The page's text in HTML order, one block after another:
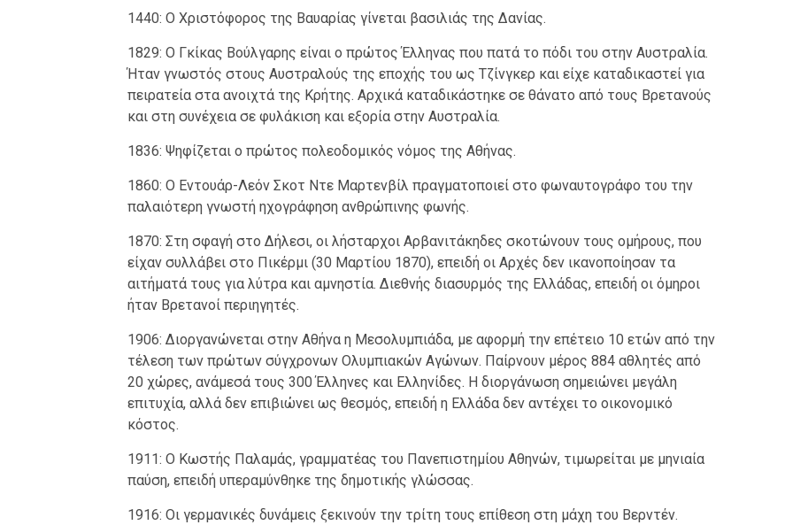
1440: Ο Χριστόφορος της Βαυαρίας γίνεται βασιλιάς της Δανίας.
1829: Ο Γκίκας Βούλγαρης είναι ο πρώτος Έλληνας που πατά το πόδι του στην Αυστραλία.
Ήταν γνωστός στους Αυστραλούς της εποχής του ως Τζίνγκερ και είχε καταδικαστεί για
πειρατεία στα ανοιχτά της Κρήτης. Αρχικά καταδικάστηκε σε θάνατο από τους Βρετανούς
και στη συνέχεια σε φυλάκιση και εξορία στην Αυστραλία.
1836: Ψηφίζεται ο πρώτος πολεοδομικός νόμος της Αθήνας.
1860: Ο Εντουάρ-Λεόν Σκοτ Ντε Μαρτενβίλ πραγματοποιεί στο φωναυτογράφο του την
παλαιότερη γνωστή ηχογράφηση ανθρώπινης φωνής.
1870: Στη σφαγή στο Δήλεσι, οι λήσταρχοι Αρβανιτάκηδες σκοτώνουν τους ομήρους, που
είχαν συλλάβει στο Πικέρμι (30 Μαρτίου 1870), επειδή οι Αρχές δεν ικανοποίησαν τα
αιτήματά τους για λύτρα και αμνηστία. Διεθνής διασυρμός της Ελλάδας, επειδή οι όμηροι
ήταν Βρετανοί περιηγητές.
1906: Διοργανώνεται στην Αθήνα η Μεσολυμπιάδα, με αφορμή την επέτειο 10 ετών από την
τέλεση των πρώτων σύγχρονων Ολυμπιακών Αγώνων. Παίρνουν μέρος 884 αθλητές από
20 χώρες, ανάμεσά τους 300 Έλληνες και Ελληνίδες. Η διοργάνωση σημειώνει μεγάλη
επιτυχία, αλλά δεν επιβιώνει ως θεσμός, επειδή η Ελλάδα δεν αντέχει το οικονομικό
κόστος.
1911: Ο Κωστής Παλαμάς, γραμματέας του Πανεπιστημίου Αθηνών, τιμωρείται με μηνιαία
παύση, επειδή υπεραμύνθηκε της δημοτικής γλώσσας.
1916: Οι γερμανικές δυνάμεις ξεκινούν την τρίτη τους επίθεση στη μάχη του Βερντέν.